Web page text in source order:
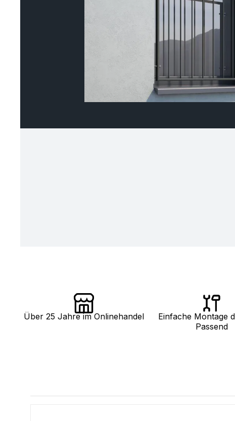
Über 25 Jahre im Onlinehandel
Einfache Montage
Passend